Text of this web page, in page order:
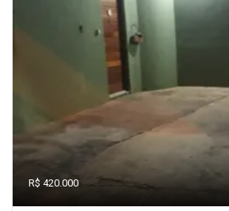
R$ 420.000